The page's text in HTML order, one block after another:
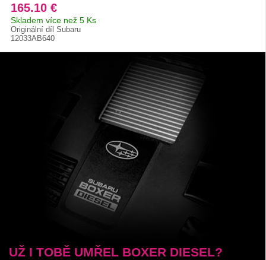
165.10 €
Skladem více než 5 Ks
Originální díl Subaru
12033AB640
UŽ I TOBĚ UMŘEL BOXER DIESEL?